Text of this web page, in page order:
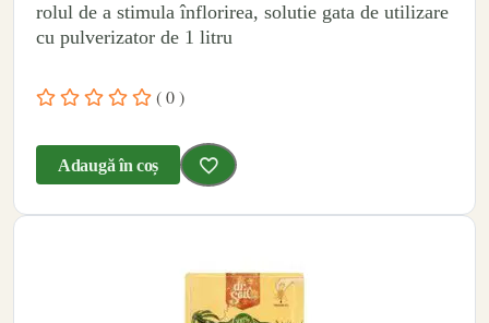
rolul de a stimula înflorirea, solutie gata de utilizare
cu pulverizator de 1 litru
( 0 )
Adaugă în coș